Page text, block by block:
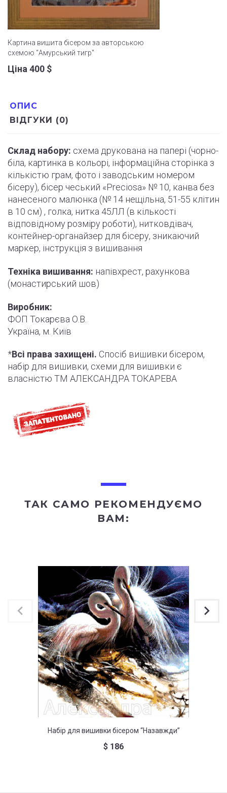
ОПИС
ВІДГУКИ (0)
Склад набору: схема друкована на папері (чорно-
біла, картинка в кольорі, інформаційна сторінка з
кількістю грам, фото і заводським номером
бісеру), бісер чеський «Preciosa» № 10, канва без
нанесеного малюнка (№ 14 нещільна, 51-55 клітин
в 10 см) , голка, нитка 45ЛЛ (в кількості
відповідному розміру роботи), нитковдівач,
контейнер-органайзер для бісеру, зникаючий
маркер, інструкція з вишивання
Техніка вишивання: напівхрест, рахункова
(монастирський шов)
Виробник:
ФОП Токарєва О.В.
Україна, м. Київ
*Всі права захищені. Спосіб вишивки бісером,
набір для вишивки, схеми для вишивки є
власністю ТМ АЛЕКСАНДРА ТОКАРЕВА
Картина вишита бісером за авторською
схемою “Амурський тигр"
Ціна 400 $
ТАК САМО РЕКОМЕНДУЄМО
ВАМ:
Набір для вишивки бісером “Назавжди”
$ 186